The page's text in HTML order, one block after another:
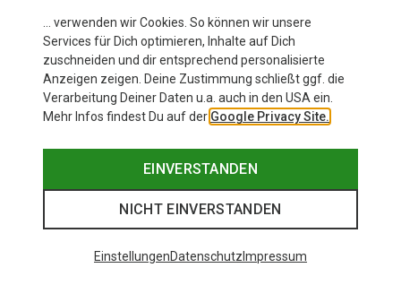
… verwenden wir Cookies. So können wir unsere
Services für Dich optimieren, Inhalte auf Dich
zuschneiden und dir entsprechend personalisierte
Anzeigen zeigen. Deine Zustimmung schließt ggf. die
Verarbeitung Deiner Daten u.a. auch in den USA ein.
Mehr Infos findest Du auf der Google Privacy Site.
EINVERSTANDEN
NICHT EINVERSTANDEN
EinstellungenDatenschutz Impressum